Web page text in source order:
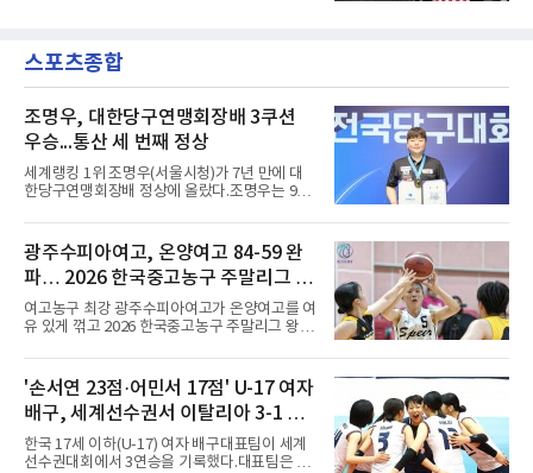
활용한 제공권과 문전 슈팅이 강점인 정통 스트
라이커로, K리그1 포항 스틸러스에서
의 2026-2027시즌 잉글랜드 풋볼리그컵(EFL
컵) 1라운드에서 팀의 2-0 승리에 쐐기를 박는
다. 1-0으로 앞서던 후반 21분 그라운드를 밟은
그는 후반 37분 상대 수비 라인 사이를 찌르는
전진 패스를 건넸고, 이를 받은 로베르트 보제니
크가 단독 드리블 끝에 오른발 슈팅으로 골망을
흔들었다.시점도 좋았다. 프랑스 올랭피크 리옹
이적설이 도는 배준호는 시즌 첫
스포츠종합
조명우, 대한당구연맹회장배 3쿠션
우승...통산 세 번째 정상
세계랭킹 1위 조명우(서울시청)가 7년 만에 대
한당구연맹회장배 정상에 올랐다.조명우는 9일
'SOOP과 함께하는 2026 대한당구연맹회장배
전국당구대회' 캐롬 3쿠션 남자부 결승에서 송
윤도(홍성고부설방통고)를 50-36으로 꺾었다.
유소년 시절 '조명우 키즈'로 성장한 후배와의 대
결이었다.2017년 이 대회에서 만 19세 5개월로
국내 성인 3쿠션 최연소 우승을 기록한 그는
2019년에 이어 통산 세 번째 우승을 거뒀다. 조
정승일(서울당구연맹), 이범열(시흥시체육회).
여자 3쿠션 일반부에서는 허채원(서울당
광주수피아여고, 온양여고 84-59 완
파… 2026 한국중고농구 주말리그 왕
중왕전 2연패 순항
여고농구 최강 광주수피아여고가 온양여고를 여
유 있게 꺾고 2026 한국중고농구 주말리그 왕중
수피아여고는 9일 전남 해남 동백체육관에서 열
린 대회 여고부 예선리그 B조 첫 경기에서 온양
여고를 84-59로 완파했다.광주수피아여고는 김
사랑이 24점, 김담희가 20점을 올리며 공격을
이끌었다. 두 선수는 팀 득점의 절반 이상을 합작
하며 승리를 견인했다.이로써 광주수피아여고는
'손서연 23점·어민서 17점' U-17 여자
배구, 세계선수권서 이탈리아 3-1 완
파...조별리그 3연승
한국 17세 이하(U-17) 여자 배구대표팀이 세계
선수권대회에서 3연승을 기록했다.대표팀은 9